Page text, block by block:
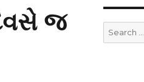
જ
Search
for: